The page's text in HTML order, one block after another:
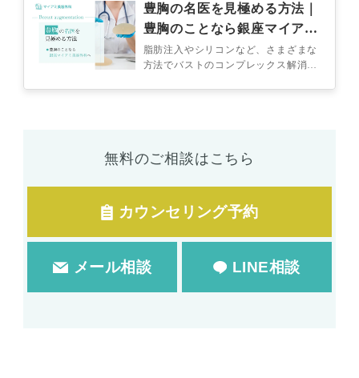
豊胸の名医を見極める方法｜
豊胸のことなら銀座マイアミ
美容外科へ
脂肪注入やシリコンなど、さまざまな
方法でバストのコンプレックス解消が
無料のご相談はこちら
カウンセリング予約
メール相談 LINE相談